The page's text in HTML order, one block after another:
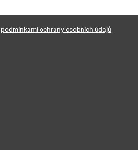
podmínkami ochrany osobních údajů